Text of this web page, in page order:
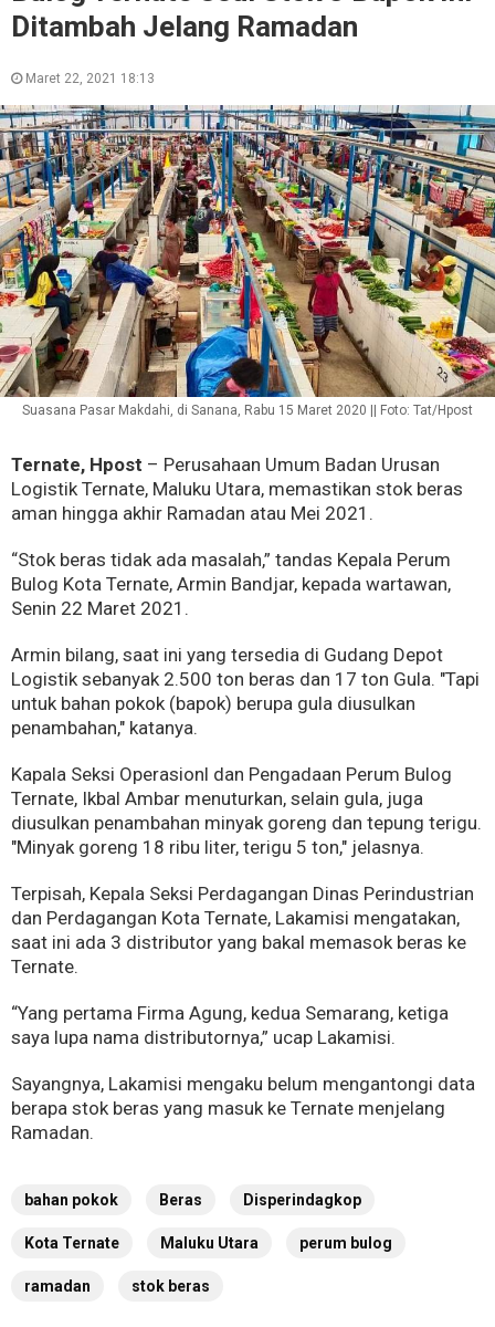
Ditambah Jelang Ramadan
Maret 22, 2021 18:13
Suasana Pasar Makdahi, di Sanana, Rabu 15 Maret 2020 || Foto: Tat/Hpost
Ternate, Hpost – Perusahaan Umum Badan Urusan
Logistik Ternate, Maluku Utara, memastikan stok beras
aman hingga akhir Ramadan atau Mei 2021.
“Stok beras tidak ada masalah,” tandas Kepala Perum
Bulog Kota Ternate, Armin Bandjar, kepada wartawan,
Senin 22 Maret 2021.
Armin bilang, saat ini yang tersedia di Gudang Depot
Logistik sebanyak 2.500 ton beras dan 17 ton Gula. "Tapi
untuk bahan pokok (bapok) berupa gula diusulkan
penambahan," katanya.
Kapala Seksi Operasionl dan Pengadaan Perum Bulog
Ternate, Ikbal Ambar menuturkan, selain gula, juga
diusulkan penambahan minyak goreng dan tepung terigu.
"Minyak goreng 18 ribu liter, terigu 5 ton," jelasnya.
Terpisah, Kepala Seksi Perdagangan Dinas Perindustrian
dan Perdagangan Kota Ternate, Lakamisi mengatakan,
saat ini ada 3 distributor yang bakal memasok beras ke
Ternate.
“Yang pertama Firma Agung, kedua Semarang, ketiga
saya lupa nama distributornya,” ucap Lakamisi.
Sayangnya, Lakamisi mengaku belum mengantongi data
berapa stok beras yang masuk ke Ternate menjelang
Ramadan.
bahan pokok Beras Disperindagkop
Kota Ternate Maluku Utara perum bulog
ramadan stok beras